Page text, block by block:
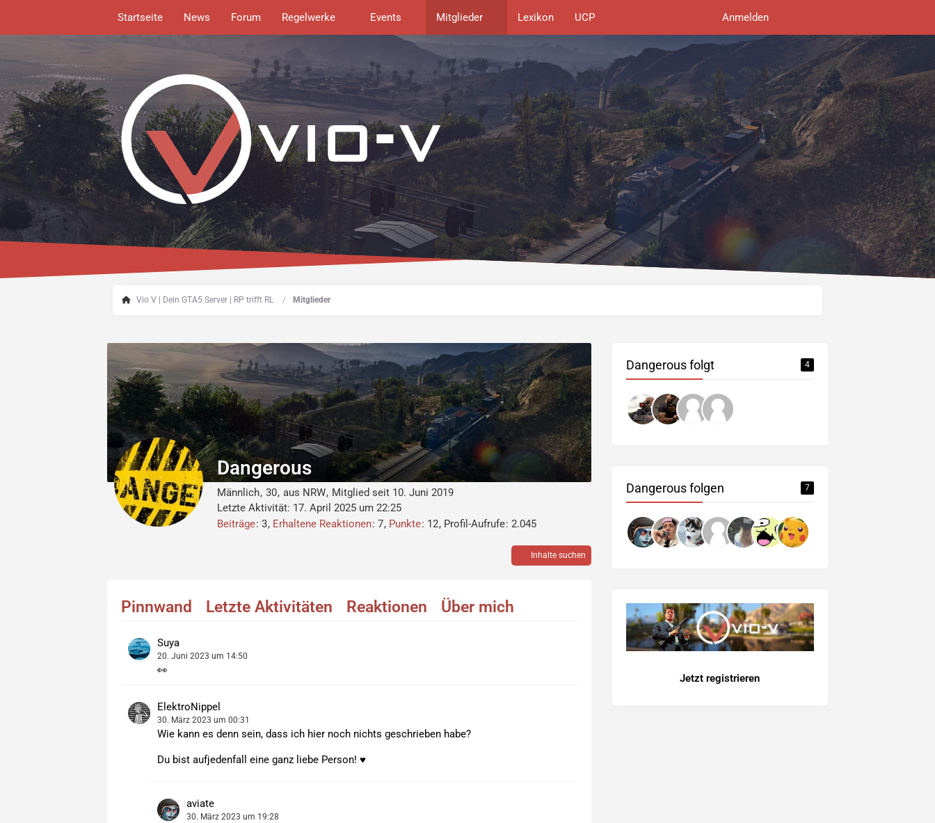
Startseite News Forum Regelwerke Events Mitglieder Lexikon UCP Anmelden
Vio V | Dein GTA5 Server | RP trifft RL Mitglieder
Dangerous
Männlich 30 aus NRW Mitglied seit 10. Juni 2019
Letzte Aktivität: 17. April 2025 um 22:25
Beiträge 3 Erhaltene Reaktionen 7 Punkte 12 Profil-Aufrufe 2.045
Inhalte suchen
Pinnwand Letzte Aktivitäten Reaktionen Über mich
Suya
20. Juni 2023 um 14:50
👀
ElektroNippel
30. März 2023 um 00:31
Wie kann es denn sein, dass ich hier noch nichts geschrieben habe?
Du bist aufjedenfall eine ganz liebe Person! ♥
aviate
30. März 2023 um 19:28
Dangerous folgt 4
Dangerous folgen 7
Jetzt registrieren